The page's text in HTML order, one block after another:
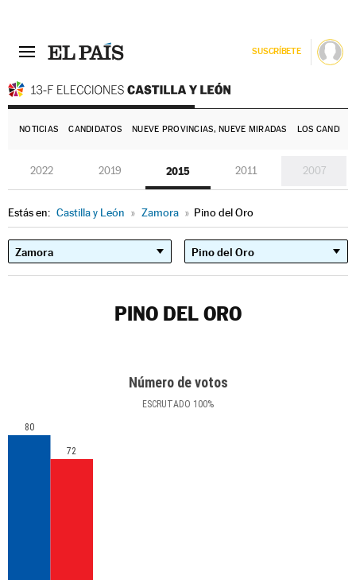
SUSCRÍBETE
NOTICIAS CANDIDATOS NUEVE PROVINCIAS, NUEVE MIRADAS LOS
2022 2019 2015 2011 2007
Estás en: Castilla y León » Zamora » Pino del Oro
PINO DEL ORO
Número de votos
ESCRUTADO 100%
80
72